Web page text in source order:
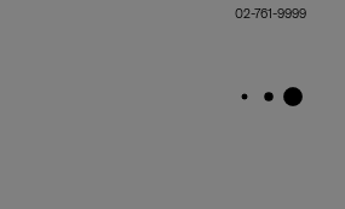
02-761-9999